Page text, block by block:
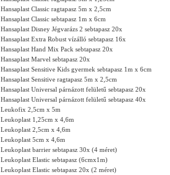
Hansaplast Classic ragtapasz 5m x 2,5cm
Hansaplast Classic sebtapasz 1m x 6cm
Hansaplast Disney Jégvarázs 2 sebtapasz 20x
Hansaplast Extra Robust vízálló sebtapasz 16x
Hansaplast Hand Mix Pack sebtapasz 20x
Hansaplast Marvel sebtapasz 20x
Hansaplast Sensitive Kids gyermek sebtapasz 1m x 6cm
Hansaplast Sensitive ragtapasz 5m x 2,5cm
Hansaplast Universal párnázott felületű sebtapasz 20x
Hansaplast Universal párnázott felületű sebtapasz 40x
Leukofix 2,5cm x 5m
Leukoplast 1,25cm x 4,6m
Leukoplast 2,5cm x 4,6m
Leukoplast 5cm x 4,6m
Leukoplast barrier sebtapasz 30x (4 méret)
Leukoplast Elastic sebtapasz (6cmx1m)
Leukoplast Elastic sebtapasz 20x (2 méret)